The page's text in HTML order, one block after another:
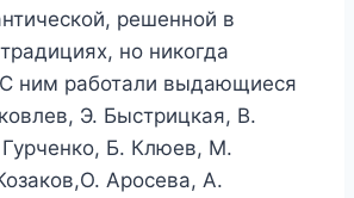
решенной в
но никогда
ним работали выдающиеся
Э. Быстрицкая, В.
Б. Клюев, М.
Аросева, А.